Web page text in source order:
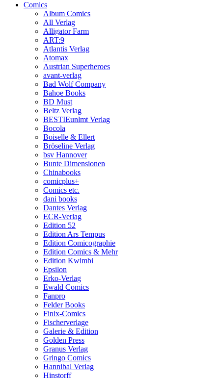
Comics
Album Comics
All Verlag
Alligator Farm
ART:9
Atlantis Verlag
Atomax
Austrian Superheroes
avant-verlag
Bad Wolf Company
Bahoe Books
BD Must
Beltz Verlag
BESTIEunlmt Verlag
Bocola
Boiselle & Ellert
Bröseline Verlag
bsv Hannover
Bunte Dimensionen
Chinabooks
comicplus+
Comics etc.
dani books
Dantes Verlag
ECR-Verlag
Edition 52
Edition Ars Tempus
Edition Comicographie
Edition Comics & Mehr
Edition Kwimbi
Epsilon
Erko-Verlag
Ewald Comics
Fanpro
Felder Books
Finix-Comics
Fischerverlage
Galerie & Edition
Golden Press
Granus Verlag
Gringo Comics
Hannibal Verlag
Hinstorff